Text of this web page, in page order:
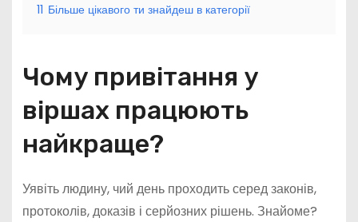
11 Більше цікавого ти знайдеш в категорії
Чому привітання у
віршах працюють
найкраще?
Уявіть людину, чий день проходить серед законів,
протоколів, доказів і серйозних рішень. Знайоме?